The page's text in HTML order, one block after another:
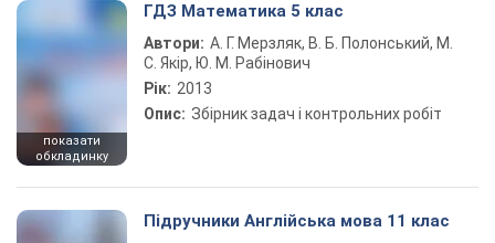
показати
обкладинку
ГДЗ Математика 5 клас
Автори: А. Г. Мерзляк, В. Б. Полонський, М.
С. Якір, Ю. М. Рабінович
Рік: 2013
Опис: Збірник задач і контрольних робіт
Підручники Англійська мова 11 клас